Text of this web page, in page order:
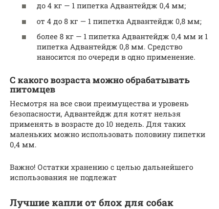
до 4 кг — 1 пипетка Адвантейдж 0,4 мм;
от 4 до 8 кг — 1 пипетка Адвантейдж 0,8 мм;
более 8 кг — 1 пипетка Адвантейдж 0,4 мм и 1
пипетка Адвантейдж 0,8 мм. Средство
наносится по очереди в одно применение.
С какого возраста можно обрабатывать
питомцев
Несмотря на все свои преимущества и уровень
безопасности, Адвантейдж для котят нельзя
применять в возрасте до 10 недель. Для таких
маленьких можно использовать половину пипетки
0,4 мм.
Важно! Остатки хранению с целью дальнейшего
использования не подлежат
Лучшие капли от блох для собак